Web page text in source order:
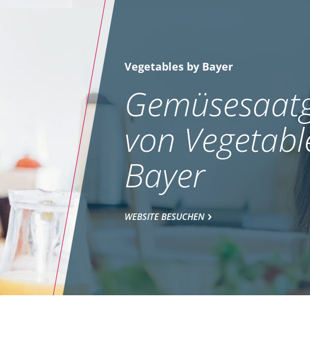
Vegetables by Bayer
von
Bayer
WEBSITE BESUCHEN